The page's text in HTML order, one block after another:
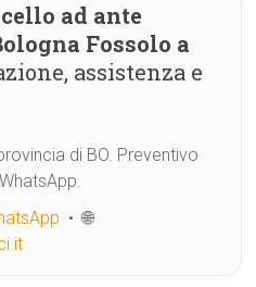
ad ante
Fossolo a
assistenza e
di BO. Preventivo
• 🌐